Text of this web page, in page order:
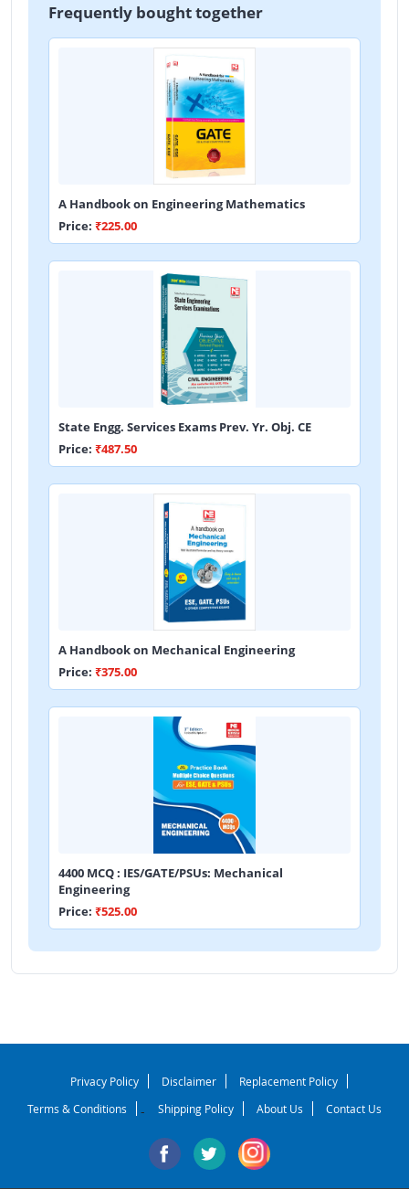
Frequently bought together
A Handbook on Engineering Mathematics
Price: ₹225.00
State Engg. Services Exams Prev. Yr. Obj. CE
Price: ₹487.50
A Handbook on Mechanical Engineering
Price: ₹375.00
4400 MCQ : IES/GATE/PSUs: Mechanical
Engineering
Price: ₹525.00
Privacy Policy Disclaimer
Replacement Policy
Terms & Conditions
- Shipping Policy About Us Contact Us